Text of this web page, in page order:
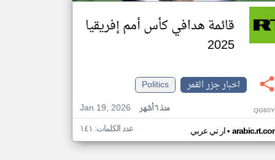
قائمة هدافي كأس أمم إفريقيا
2025
اخبار جزر القمر
Politics
Jan 19, 2026
منذ ٦ أشهر
ار تي عربي• عدد الكلمات: ١٤١